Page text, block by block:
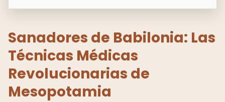
Sanadores de Babilonia: Las
Técnicas Médicas
Revolucionarias de
Mesopotamia